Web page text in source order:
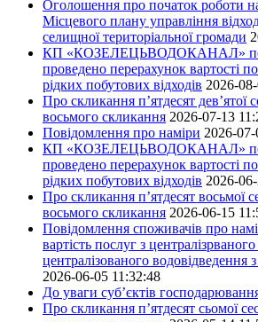
Оголошення про початок роботи
Місцевого плану управління
селищної територіальної громади
КП «КОЗЕЛЕЦЬВОДОКАНАЛ»
проведено перерахунок вартості
рідких побутових відходів 2026-
Про скликання п’ятдесят дев’ятої
восьмого скликання 2026-07-13
Повідомлення про наміри 2026-
КП «КОЗЕЛЕЦЬВОДОКАНАЛ»
проведено перерахунок вартості
рідких побутових відходів 2026-
Про скликання п’ятдесят восьмої
восьмого скликання 2026-06-15
Повідомлення споживачів про
вартість послуг з
централізованого водовідведення
2026-06-05 11:32:48
До уваги суб’єктів
Про скликання п’ятдесят сьомої